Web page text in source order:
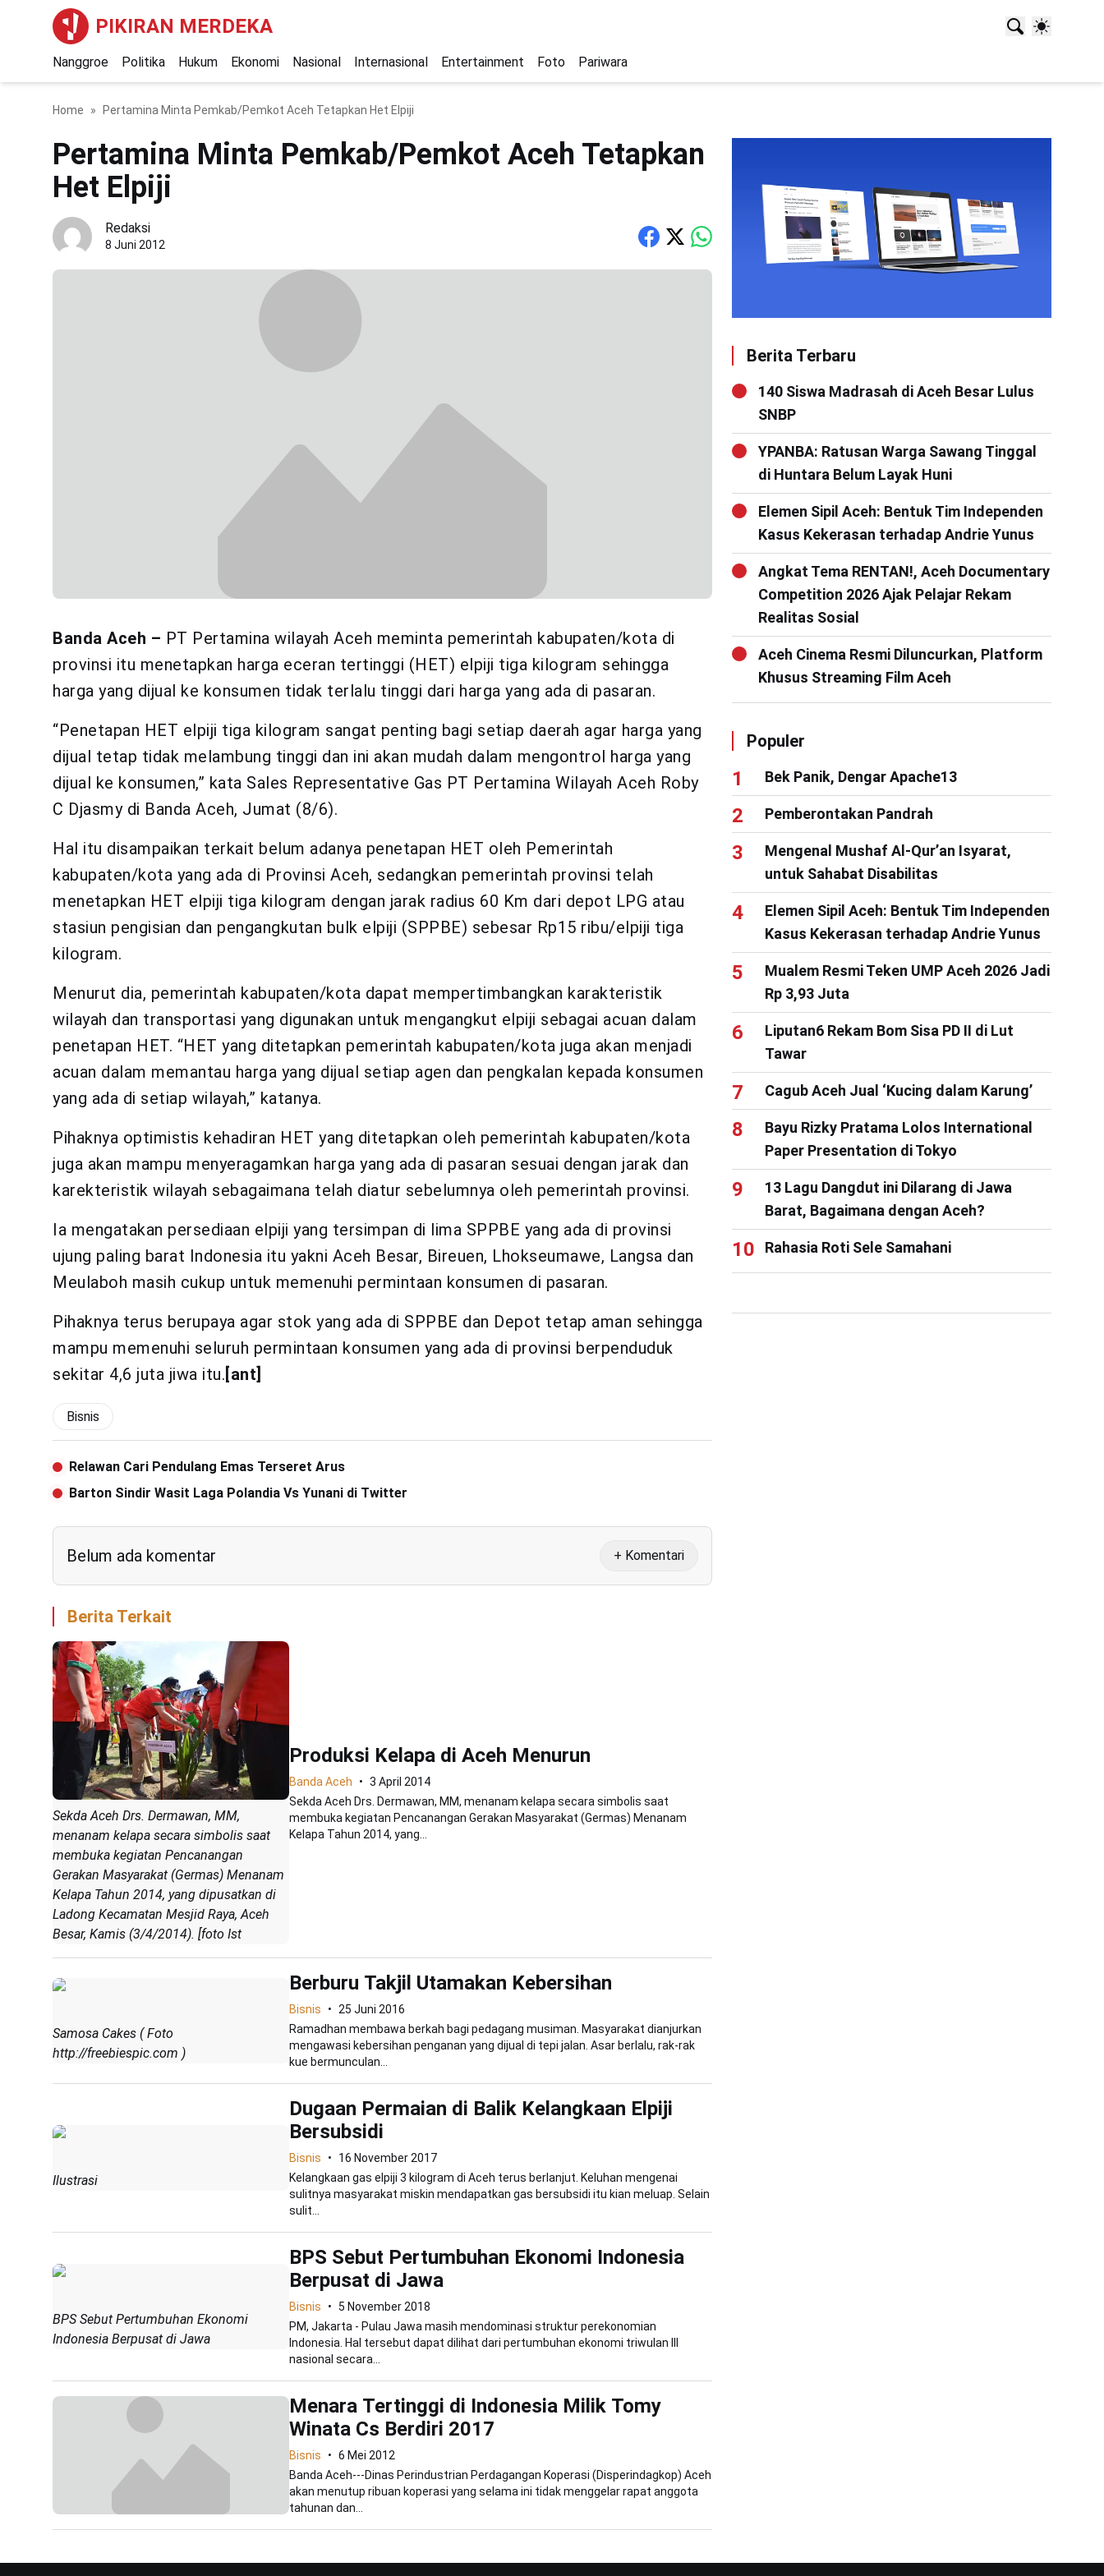
PIKIRAN MERDEKA
Nanggroe Politika Hukum Ekonomi Nasional Internasional Entertainment Foto Pariwara
Home Pertamina Minta Pemkab/Pemkot Aceh Tetapkan Het Elpiji
Pertamina Minta Pemkab/Pemkot Aceh Tetapkan
Het Elpiji
Redaksi
8 Juni 2012
Banda Aceh – PT Pertamina wilayah Aceh meminta pemerintah kabupaten/kota di
provinsi itu menetapkan harga eceran tertinggi (HET) elpiji tiga kilogram sehingga
harga yang dijual ke konsumen tidak terlalu tinggi dari harga yang ada di pasaran.
“Penetapan HET elpiji tiga kilogram sangat penting bagi setiap daerah agar harga yang
dijual tetap tidak melambung tinggi dan ini akan mudah dalam mengontrol harga yang
dijual ke konsumen,” kata Sales Representative Gas PT Pertamina Wilayah Aceh Roby
C Djasmy di Banda Aceh, Jumat (8/6).
Hal itu disampaikan terkait belum adanya penetapan HET oleh Pemerintah
kabupaten/kota yang ada di Provinsi Aceh, sedangkan pemerintah provinsi telah
menetapkan HET elpiji tiga kilogram dengan jarak radius 60 Km dari depot LPG atau
stasiun pengisian dan pengangkutan bulk elpiji (SPPBE) sebesar Rp15 ribu/elpiji tiga
kilogram.
Menurut dia, pemerintah kabupaten/kota dapat mempertimbangkan karakteristik
wilayah dan transportasi yang digunakan untuk mengangkut elpiji sebagai acuan dalam
penetapan HET. “HET yang ditetapkan pemerintah kabupaten/kota juga akan menjadi
acuan dalam memantau harga yang dijual setiap agen dan pengkalan kepada konsumen
yang ada di setiap wilayah,” katanya.
Pihaknya optimistis kehadiran HET yang ditetapkan oleh pemerintah kabupaten/kota
juga akan mampu menyeragamkan harga yang ada di pasaran sesuai dengan jarak dan
karekteristik wilayah sebagaimana telah diatur sebelumnya oleh pemerintah provinsi.
Ia mengatakan persediaan elpiji yang tersimpan di lima SPPBE yang ada di provinsi
ujung paling barat Indonesia itu yakni Aceh Besar, Bireuen, Lhokseumawe, Langsa dan
Meulaboh masih cukup untuk memenuhi permintaan konsumen di pasaran.
Pihaknya terus berupaya agar stok yang ada di SPPBE dan Depot tetap aman sehingga
mampu memenuhi seluruh permintaan konsumen yang ada di provinsi berpenduduk
sekitar 4,6 juta jiwa itu.[ant]
Bisnis
Relawan Cari Pendulang Emas Terseret Arus
Barton Sindir Wasit Laga Polandia Vs Yunani di Twitter
Belum ada komentar + Komentari
Berita Terkait
Sekda Aceh Drs. Dermawan, MM,
menanam kelapa secara simbolis saat
membuka kegiatan Pencanangan
Gerakan Masyarakat (Germas) Menanam
Kelapa Tahun 2014, yang dipusatkan di
Ladong Kecamatan Mesjid Raya, Aceh
Besar, Kamis (3/4/2014). [foto Ist
Produksi Kelapa di Aceh Menurun
Banda Aceh
3 April 2014
Sekda Aceh Drs. Dermawan, MM, menanam kelapa secara simbolis saat
membuka kegiatan Pencanangan Gerakan Masyarakat (Germas) Menanam
Kelapa Tahun 2014, yang...
Samosa Cakes ( Foto
http://freebiespic.com )
Berburu Takjil Utamakan Kebersihan
Bisnis
25 Juni 2016
Ramadhan membawa berkah bagi pedagang musiman. Masyarakat dianjurkan
mengawasi kebersihan penganan yang dijual di tepi jalan. Asar berlalu, rak-rak
kue bermunculan...
Ilustrasi
Dugaan Permaian di Balik Kelangkaan Elpiji
Bersubsidi
Bisnis
16 November 2017
Kelangkaan gas elpiji 3 kilogram di Aceh terus berlanjut. Keluhan mengenai
sulitnya masyarakat miskin mendapatkan gas bersubsidi itu kian meluap. Selain
sulit...
BPS Sebut Pertumbuhan Ekonomi
Indonesia Berpusat di Jawa
BPS Sebut Pertumbuhan Ekonomi Indonesia
Berpusat di Jawa
Bisnis
5 November 2018
PM, Jakarta - Pulau Jawa masih mendominasi struktur perekonomian
Indonesia. Hal tersebut dapat dilihat dari pertumbuhan ekonomi triwulan III
nasional secara...
Menara Tertinggi di Indonesia Milik Tomy
Winata Cs Berdiri 2017
Bisnis
6 Mei 2012
Banda Aceh---Dinas Perindustrian Perdagangan Koperasi (Disperindagkop) Aceh
akan menutup ribuan koperasi yang selama ini tidak menggelar rapat anggota
tahunan dan...
Berita Terbaru
140 Siswa Madrasah di Aceh Besar Lulus
SNBP
YPANBA: Ratusan Warga Sawang Tinggal
di Huntara Belum Layak Huni
Elemen Sipil Aceh: Bentuk Tim Independen
Kasus Kekerasan terhadap Andrie Yunus
Angkat Tema RENTAN!, Aceh Documentary
Competition 2026 Ajak Pelajar Rekam
Realitas Sosial
Aceh Cinema Resmi Diluncurkan, Platform
Khusus Streaming Film Aceh
Populer
Bek Panik, Dengar Apache13
Pemberontakan Pandrah
Mengenal Mushaf Al-Qur’an Isyarat,
untuk Sahabat Disabilitas
Elemen Sipil Aceh: Bentuk Tim Independen
Kasus Kekerasan terhadap Andrie Yunus
Mualem Resmi Teken UMP Aceh 2026 Jadi
Rp 3,93 Juta
Liputan6 Rekam Bom Sisa PD II di Lut
Tawar
Cagub Aceh Jual ‘Kucing dalam Karung’
Bayu Rizky Pratama Lolos International
Paper Presentation di Tokyo
13 Lagu Dangdut ini Dilarang di Jawa
Barat, Bagaimana dengan Aceh?
Rahasia Roti Sele Samahani